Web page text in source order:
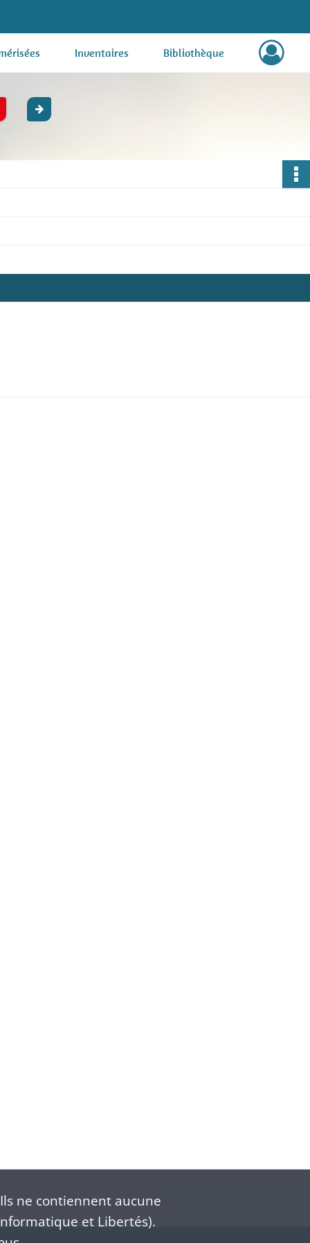
Inventaires Bibliothèque
ne contiennent aucune
et Libertés).